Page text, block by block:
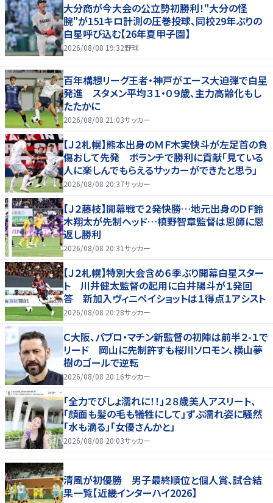
大分商が今大会の公立勢初勝利！"大分の怪
腕"が151キロ計測の圧巻投球、同校29年ぶりの
白星呼び込む【26年夏甲子園】
2026/08/08 19:32野球
百年構想リーグ王者・神戸がエース大迫弾で白星
発進 スタメン平均３１・０９歳、主力高齢化もし
たたかに
2026/08/08 21:03サッカー
【Ｊ２札幌】熊本出身のＭＦ木実快斗が左足首の負
傷おして先発 ボランチで勝利に貢献「見ている
人に楽しんでもらえるサッカーができたと思う」
2026/08/08 20:37サッカー
【Ｊ２藤枝】開幕戦で２発快勝…地元出身のＤＦ鈴
木翔太が先制ヘッド…槙野智章監督は恩師に恩
返し勝利
2026/08/08 20:31サッカー
【Ｊ２札幌】特別大会含め６季ぶり開幕白星スター
ト 川井健太監督の起用に白井陽斗が１発回
答 新加入ヴィニペイショットは１得点１アシスト
2026/08/08 20:28サッカー
Ｃ大阪、パブロ・マチン新監督の初陣は前半２-１で
リード 岡山に先制許すも桜川ソロモン、横山夢
樹のゴールで逆転
2026/08/08 20:16サッカー
「全力でびしょ濡れに！！」２８歳美人アスリート、
「顔面も髪の毛も犠牲にして」ずぶ濡れ姿に騒然
「水も滴る」「女優さんかと」
2026/08/08 20:03サッカー
清風が初優勝 男子最終順位と個人賞、試合結
果一覧【近畿インターハイ2026】